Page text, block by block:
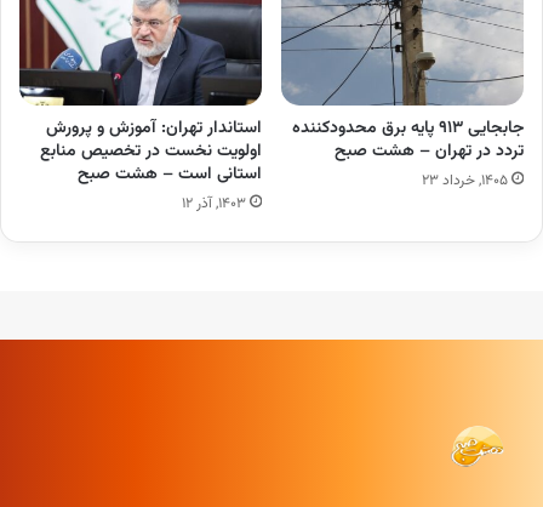
جابجایی ۹۱۳ پایه برق محدودکننده
تردد در تهران – هشت صبح
۱۴۰۵, خرداد ۲۳
استاندار تهران: آموزش و پرورش
اولویت نخست در تخصیص منابع
استانی است – هشت صبح
۱۴۰۳, آذر ۱۲